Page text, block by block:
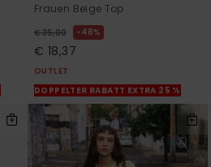
Frauen Beige Top
€ 35,00 48%
€ 18,37
OUTLET
DOPPELTER RABATT EXTRA 25 %